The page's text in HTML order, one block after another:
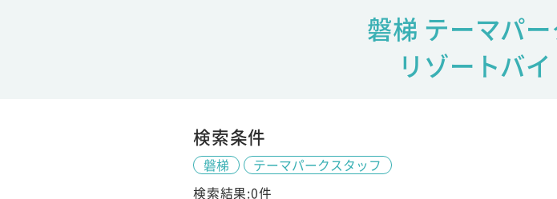
磐梯 テーマパ
リゾートバ
検索条件
磐梯
テーマパークスタッフ
検索結果:0件